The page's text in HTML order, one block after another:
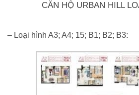
CĂN HỘ URBAN HILL
– Loại hình A3; A4; 15; B1; B2; B3: